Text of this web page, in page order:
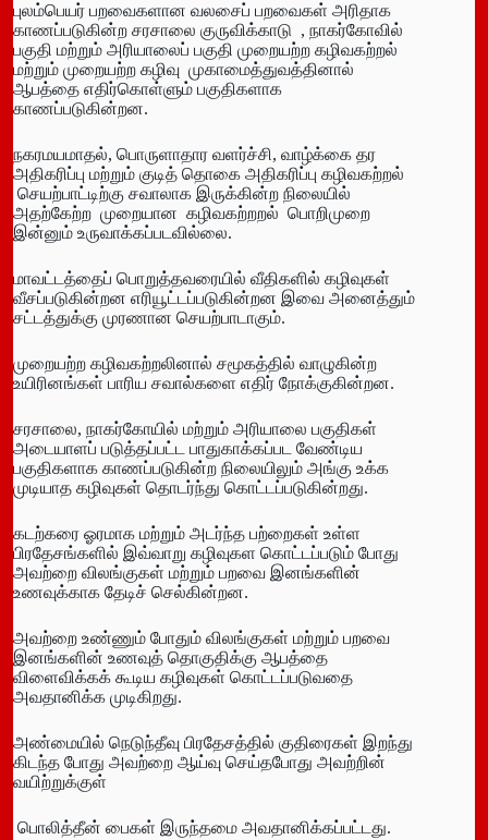
புலம்பெயர் பறவைகளான வலசைப் பறவைகள் அரிதாக
காணப்படுகின்ற சரசாலை குருவிக்காடு , நாகர்கோவில்
பகுதி மற்றும் அரியாலைப் பகுதி முறையற்ற கழிவகற்றல்
மற்றும் முறையற்ற கழிவு முகாமைத்துவத்தினால்
ஆபத்தை எதிர்கொள்ளும் பகுதிகளாக
காணப்படுகின்றன.
நகரமயமாதல், பொருளாதார வளர்ச்சி, வாழ்க்கை தர
அதிகரிப்பு மற்றும் குடித் தொகை அதிகரிப்பு கழிவகற்றல்
செயற்பாட்டிற்கு சவாலாக இருக்கின்ற நிலையில்
அதற்கேற்ற முறையான கழிவகற்றறல் பொறிமுறை
இன்னும் உருவாக்கப்படவில்லை.
மாவட்டத்தைப் பொறுத்தவரையில் வீதிகளில் கழிவுகள்
வீசப்படுகின்றன எரியூட்டப்படுகின்றன இவை அனைத்தும்
சட்டத்துக்கு முரணான செயற்பாடாகும்.
முறையற்ற கழிவகற்றலினால் சமூகத்தில் வாழுகின்ற
உயிரினங்கள் பாரிய சவால்களை எதிர் நோக்குகின்றன.
சரசாலை, நாகர்கோயில் மற்றும் அரியாலை பகுதிகள்
அடையாளப் படுத்தப்பட்ட பாதுகாக்கப்பட வேண்டிய
பகுதிகளாக காணப்படுகின்ற நிலையிலும் அங்கு உக்க
முடியாத கழிவுகள் தொடர்ந்து கொட்டப்படுகின்றது.
கடற்கரை ஓரமாக மற்றும் அடர்ந்த பற்றைகள் உள்ள
பிரதேசங்களில் இவ்வாறு கழிவுகள கொட்டப்படும் போது
அவற்றை விலங்குகள் மற்றும் பறவை இனங்களின்
உணவுக்காக தேடிச் செல்கின்றன.
அவற்றை உண்ணும் போதும் விலங்குகள் மற்றும் பறவை
இனங்களின் உணவுத் தொகுதிக்கு ஆபத்தை
விளைவிக்கக் கூடிய கழிவுகள் கொட்டப்படுவதை
அவதானிக்க முடிகிறது.
அண்மையில் நெடுந்தீவு பிரதேசத்தில் குதிரைகள் இறந்து
கிடந்த போது அவற்றை ஆய்வு செய்தபோது அவற்றின்
வயிற்றுக்குள்
பொலித்தீன் பைகள் இருந்தமை அவதானிக்கப்பட்டது.